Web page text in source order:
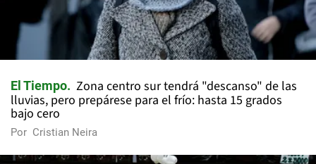
El Tiempo
Zona centro sur tendrá "descanso" de las
lluvias, pero prepárese para el frío: hasta 15 grados
bajo cero
Por Cristian Neira